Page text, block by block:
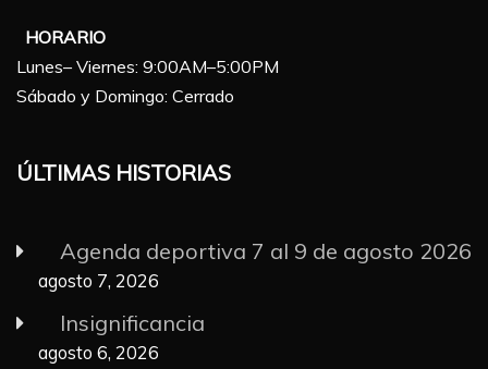
HORARIO
Lunes– Viernes: 9:00AM–5:00PM
Sábado y Domingo: Cerrado
ÚLTIMAS HISTORIAS
Agenda deportiva 7 al 9 de agosto 2026
agosto 7, 2026
Insignificancia
agosto 6, 2026